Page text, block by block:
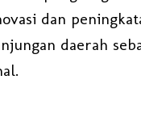
dan
daerah